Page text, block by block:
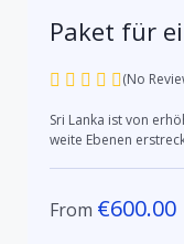
Paket für
(No
Sri Lanka ist von
weite Ebenen
From €600.00